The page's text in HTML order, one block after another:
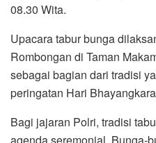
08.30 Wita.
Upacara tabur bunga
Rombongan di Taman
sebagai bagian dari tradisi
peringatan Hari
Bagi jajaran Polri, tradisi
agenda seremonial. Bunga-